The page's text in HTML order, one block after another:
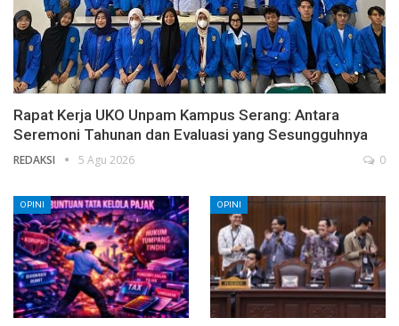
Rapat Kerja UKO Unpam Kampus Serang: Antara
Seremoni Tahunan dan Evaluasi yang Sesungguhnya
REDAKSI 5 Agu 2026 0
OPINI OPINI